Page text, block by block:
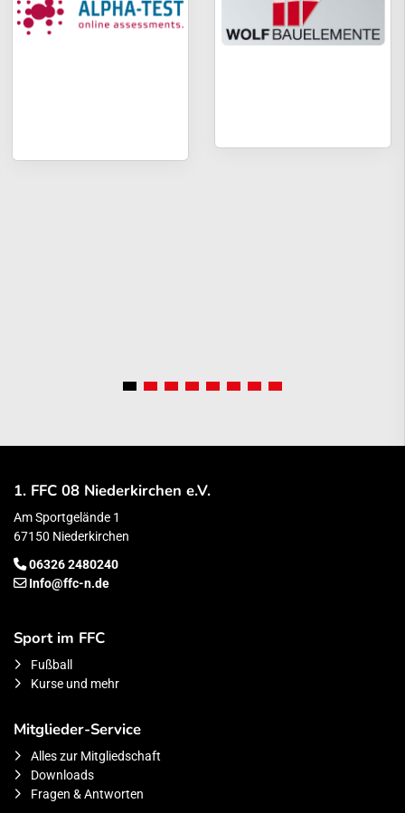
1. FFC 08 Niederkirchen e.V.
Am Sportgelände 1
67150 Niederkirchen
06326 2480240
Info@ffc-n.de
Sport im FFC
Fußball
Kurse und mehr
Mitglieder-Service
Alles zur Mitgliedschaft
Downloads
Fragen & Antworten